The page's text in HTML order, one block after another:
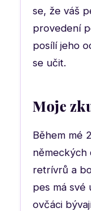
se, že váš
provedení
posílí jeho
se učit.
Moje
Během mé
německých
retrívrů a
pes má své
ovčáci